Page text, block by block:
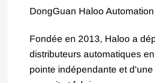
DongGuan Haloo
Fondée en 2013, Haloo a
distributeurs automatiques
pointe indépendante et